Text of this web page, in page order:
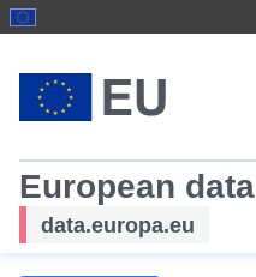
European data
data.europa.eu